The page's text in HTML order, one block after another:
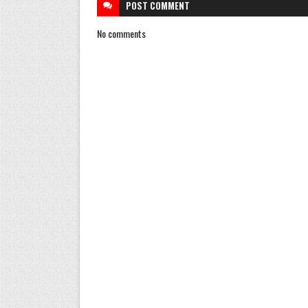
POST COMMENT
No comments